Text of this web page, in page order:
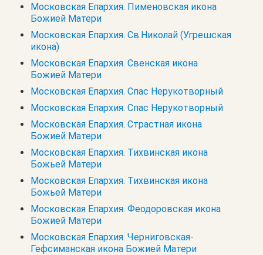
Московская Епархия. Пименовская икона
Божией Матери
Московская Епархия. Св.Николай (Угрешская
икона)
Московская Епархия. Свенская икона
Божией Матери
Московская Епархия. Спас Нерукотворный
Московская Епархия. Спас Нерукотворный
Московская Епархия. Страстная икона
Божией Матери
Московская Епархия. Тихвинская икона
Божьей Матери
Московская Епархия. Тихвинская икона
Божьей Матери
Московская Епархия. Феодоровская икона
Божией Матери
Московская Епархия. Черниговская-
Гефсиманская икона Божией Матери